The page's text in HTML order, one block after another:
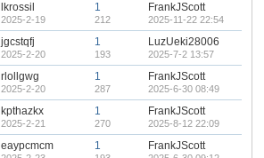
lkrossil
2025-2-19
1
212
FrankJScott
2025-11-22 22:54
jgcstqfj
2025-2-20
1
193
LuzUeki28006
2025-7-2 13:57
rlollgwg
2025-2-20
1
287
FrankJScott
2025-6-30 08:49
kpthazkx
2025-2-21
1
270
FrankJScott
2025-8-12 22:09
eaypcmcm 1 FrankJScott